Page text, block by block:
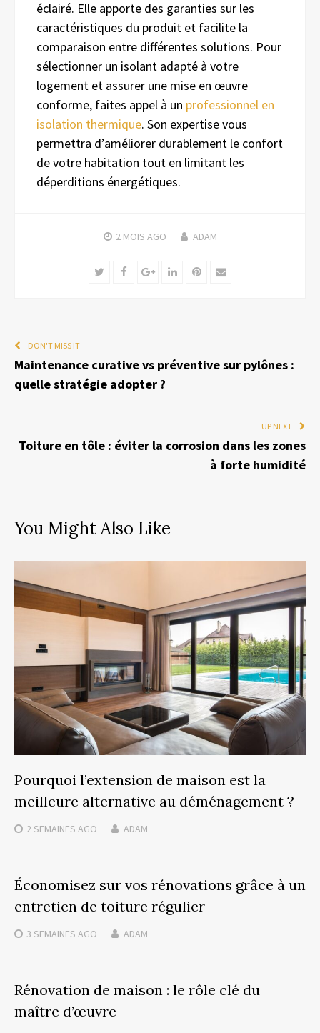
éclairé. Elle apporte des garanties sur les
caractéristiques du produit et facilite la
comparaison entre différentes solutions. Pour
sélectionner un isolant adapté à votre
logement et assurer une mise en œuvre
conforme, faites appel à un professionnel en
isolation thermique. Son expertise vous
permettra d’améliorer durablement le confort
de votre habitation tout en limitant les
déperditions énergétiques.
2 MOIS AGO ADAM
TwitterFacebookGoogle+LinkedInPinterest
Email
DON'T MISS IT
Maintenance curative vs préventive sur pylônes :
quelle stratégie adopter ?
UP NEXT
Toiture en tôle : éviter la corrosion dans les zones
à forte humidité
You Might Also Like
Pourquoi l’extension de maison est la
meilleure alternative au déménagement ?
2 SEMAINES AGO ADAM
Économisez sur vos rénovations grâce à un
entretien de toiture régulier
3 SEMAINES AGO ADAM
Rénovation de maison : le rôle clé du
maître d’œuvre